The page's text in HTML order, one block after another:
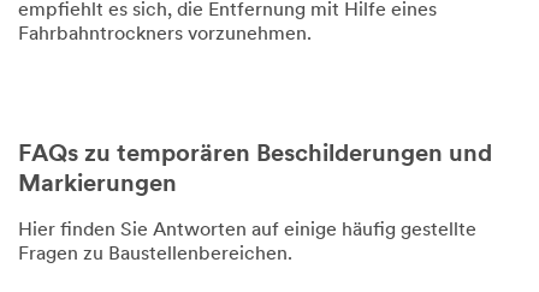
empfiehlt es sich, die Entfernung mit Hilfe eines
Fahrbahntrockners vorzunehmen.
FAQs zu temporären Beschilderungen und
Markierungen
Hier finden Sie Antworten auf einige häufig gestellte
Fragen zu Baustellenbereichen.